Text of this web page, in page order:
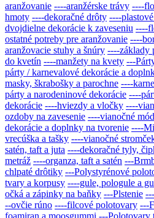
aranžovanie ----aranžérske trávy ----
hmoty ----dekoračné drôty ----
dvojdielne dekorácie k zaveseniu ----
ostatné potreby pre aranžovanie ----
aranžovacie stuhy a šnúry ----základy
do kvetín ----manžety na kvety ---
párty / karnevalové dekorácie a
masky, škrabošky a parochne ----
párty a narodeninové dekorácie ----
dekorácie ----hviezdy a vločky ----
ozdoby na zavesenie ----vianočné
dekorácie a doplnky na tvorenie ----
vrecúška a tašky ----vianočné
satén, taft a juta ----dekoračné tyly,
metráž ----organza, taft a satén ---
chlpaté drôtiky ---Polystyrénové
tvary a korpusy ----gule, pologule a
očká a zápinky na baňky ---Plstenie
--ovčie rúno ----filcové polotovary ---
foamiran a moosgummi ---Polotovary